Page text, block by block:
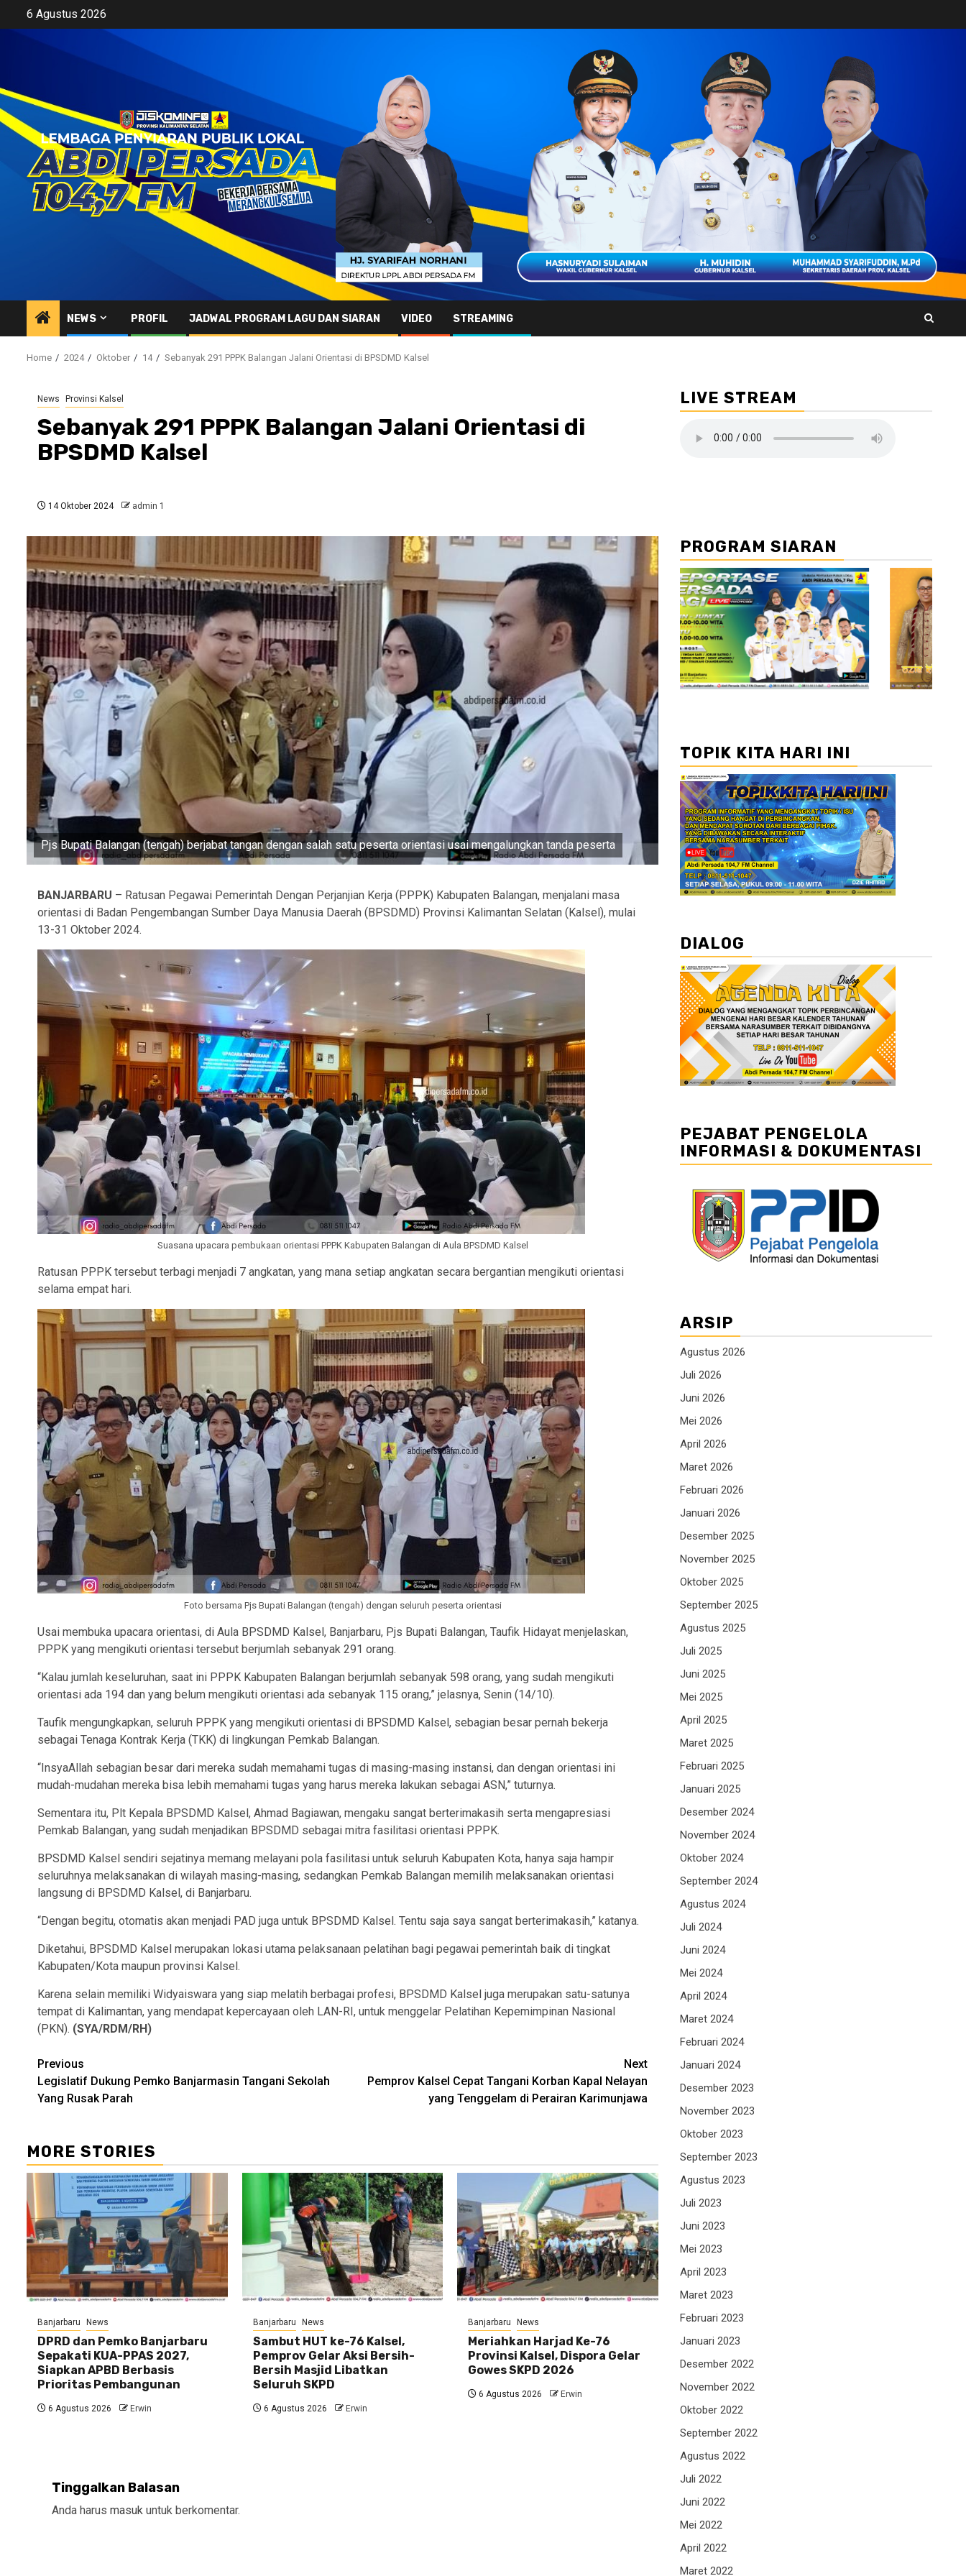
content
6 Agustus 2026
NEWS PROFIL JADWAL PROGRAM LAGU DAN SIARAN VIDEO STREAMING
Home 2024 Oktober 14 Sebanyak 291 PPPK Balangan Jalani Orientasi di BPSDMD Kalsel
News Provinsi Kalsel
Sebanyak 291 PPPK Balangan Jalani Orientasi di
BPSDMD Kalsel
14 Oktober 2024 admin 1
Pjs Bupati Balangan (tengah) berjabat tangan dengan salah satu peserta orientasi usai mengalungkan tanda peserta
BANJARBARU – Ratusan Pegawai Pemerintah Dengan Perjanjian Kerja (PPPK) Kabupaten Balangan, menjalani masa
orientasi di Badan Pengembangan Sumber Daya Manusia Daerah (BPSDMD) Provinsi Kalimantan Selatan (Kalsel), mulai
13-31 Oktober 2024.
Suasana upacara pembukaan orientasi PPPK Kabupaten Balangan di Aula BPSDMD Kalsel
Ratusan PPPK tersebut terbagi menjadi 7 angkatan, yang mana setiap angkatan secara bergantian mengikuti orientasi
selama empat hari.
Foto bersama Pjs Bupati Balangan (tengah) dengan seluruh peserta orientasi
Usai membuka upacara orientasi, di Aula BPSDMD Kalsel, Banjarbaru, Pjs Bupati Balangan, Taufik Hidayat menjelaskan,
PPPK yang mengikuti orientasi tersebut berjumlah sebanyak 291 orang.
“Kalau jumlah keseluruhan, saat ini PPPK Kabupaten Balangan berjumlah sebanyak 598 orang, yang sudah mengikuti
orientasi ada 194 dan yang belum mengikuti orientasi ada sebanyak 115 orang,” jelasnya, Senin (14/10).
Taufik mengungkapkan, seluruh PPPK yang mengikuti orientasi di BPSDMD Kalsel, sebagian besar pernah bekerja
sebagai Tenaga Kontrak Kerja (TKK) di lingkungan Pemkab Balangan.
“InsyaAllah sebagian besar dari mereka sudah memahami tugas di masing-masing instansi, dan dengan orientasi ini
mudah-mudahan mereka bisa lebih memahami tugas yang harus mereka lakukan sebagai ASN,” tuturnya.
Sementara itu, Plt Kepala BPSDMD Kalsel, Ahmad Bagiawan, mengaku sangat berterimakasih serta mengapresiasi
Pemkab Balangan, yang sudah menjadikan BPSDMD sebagai mitra fasilitasi orientasi PPPK.
BPSDMD Kalsel sendiri sejatinya memang melayani pola fasilitasi untuk seluruh Kabupaten Kota, hanya saja hampir
seluruhnya melaksanakan di wilayah masing-masing, sedangkan Pemkab Balangan memilih melaksanakan orientasi
langsung di BPSDMD Kalsel, di Banjarbaru.
“Dengan begitu, otomatis akan menjadi PAD juga untuk BPSDMD Kalsel. Tentu saja saya sangat berterimakasih,” katanya.
Diketahui, BPSDMD Kalsel merupakan lokasi utama pelaksanaan pelatihan bagi pegawai pemerintah baik di tingkat
Kabupaten/Kota maupun provinsi Kalsel.
Karena selain memiliki Widyaiswara yang siap melatih berbagai profesi, BPSDMD Kalsel juga merupakan satu-satunya
tempat di Kalimantan, yang mendapat kepercayaan oleh LAN-RI, untuk menggelar Pelatihan Kepemimpinan Nasional
(PKN). (SYA/RDM/RH)
Continue
Reading
Previous
Legislatif Dukung Pemko Banjarmasin Tangani Sekolah
Yang Rusak Parah
Next
Pemprov Kalsel Cepat Tangani Korban Kapal Nelayan
yang Tenggelam di Perairan Karimunjawa
MORE STORIES
Banjarbaru News
DPRD dan Pemko Banjarbaru
Sepakati KUA-PPAS 2027,
Siapkan APBD Berbasis
Prioritas Pembangunan
6 Agustus 2026 Erwin
Banjarbaru News
Sambut HUT ke-76 Kalsel,
Pemprov Gelar Aksi Bersih-
Bersih Masjid Libatkan
Seluruh SKPD
6 Agustus 2026 Erwin
Banjarbaru News
Meriahkan Harjad Ke-76
Provinsi Kalsel, Dispora Gelar
Gowes SKPD 2026
6 Agustus 2026 Erwin
Tinggalkan Balasan
Anda harus masuk untuk berkomentar.
LIVE STREAM
PROGRAM SIARAN
//1 //2
TOPIK KITA HARI INI
DIALOG
PEJABAT PENGELOLA
INFORMASI & DOKUMENTASI
ARSIP
Agustus 2026
Juli 2026
Juni 2026
Mei 2026
April 2026
Maret 2026
Februari 2026
Januari 2026
Desember 2025
November 2025
Oktober 2025
September 2025
Agustus 2025
Juli 2025
Juni 2025
Mei 2025
April 2025
Maret 2025
Februari 2025
Januari 2025
Desember 2024
November 2024
Oktober 2024
September 2024
Agustus 2024
Juli 2024
Juni 2024
Mei 2024
April 2024
Maret 2024
Februari 2024
Januari 2024
Desember 2023
November 2023
Oktober 2023
September 2023
Agustus 2023
Juli 2023
Juni 2023
Mei 2023
April 2023
Maret 2023
Februari 2023
Januari 2023
Desember 2022
November 2022
Oktober 2022
September 2022
Agustus 2022
Juli 2022
Juni 2022
Mei 2022
April 2022
Maret 2022